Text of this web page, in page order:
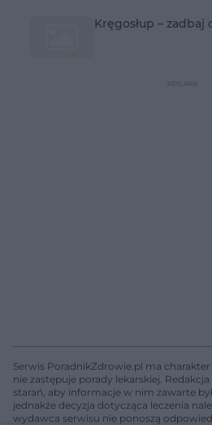
Kręgosłup – zadbaj
Serwis PoradnikZdrowie.pl ma
nie zastępuje porady lekarskiej.
starań, aby informacje w nim zawarte
jednakże decyzja dotycząca leczenia
wydawca serwisu nie ponoszą